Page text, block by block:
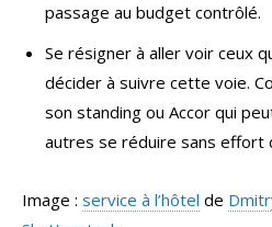
passage au budget contrôlé.
Se résigner à aller voir ceux
décider à suivre cette voie.
son standing ou Accor qui
autres se réduire sans effort
Image : service à l’hôtel de